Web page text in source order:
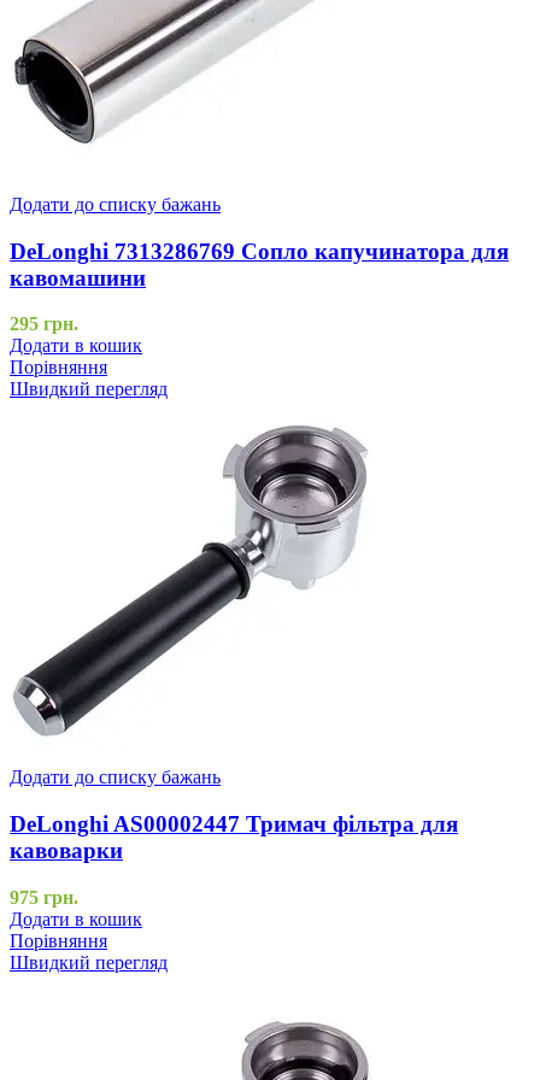
Додати до списку бажань
DeLonghi 7313286769 Сопло капучинатора для
кавомашини
295 грн.
Додати в кошик
Порівняння
Швидкий перегляд
Додати до списку бажань
DeLonghi AS00002447 Тримач фільтра для
кавоварки
975 грн.
Додати в кошик
Порівняння
Швидкий перегляд